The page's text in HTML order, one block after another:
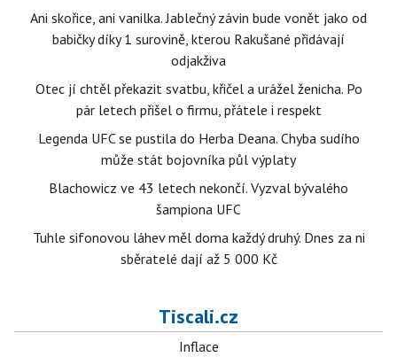
Ani skořice, ani vanilka. Jablečný závin bude vonět jako od
babičky díky 1 surovině, kterou Rakušané přidávají
odjakživa
Otec jí chtěl překazit svatbu, křičel a urážel ženicha. Po
pár letech přišel o firmu, přátele i respekt
Legenda UFC se pustila do Herba Deana. Chyba sudího
může stát bojovníka půl výplaty
Blachowicz ve 43 letech nekončí. Vyzval bývalého
šampiona UFC
Tuhle sifonovou láhev měl doma každý druhý. Dnes za ni
sběratelé dají až 5 000 Kč
Tiscali.cz
Inflace